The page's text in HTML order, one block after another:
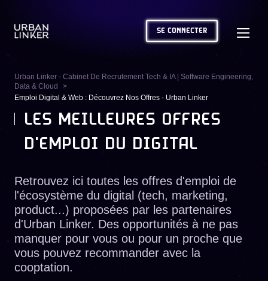
SE CONNECTER
Urban Linker - Cabinet De Recrutement Tech & IA | Software Engineering,
Data & Cloud
Emploi Digital & Web : Découvrez Nos Offres - Urban Linker
LES MEILLEURES OFFRES
D'EMPLOI DU DIGITAL
Retrouvez ici toutes les offres d'emploi de
l'écosystème du digital (tech, marketing,
product...) proposées par les partenaires
d'Urban Linker. Des opportunités à ne pas
manquer pour vous ou pour un proche que
vous pouvez recommander avec la
cooptation.